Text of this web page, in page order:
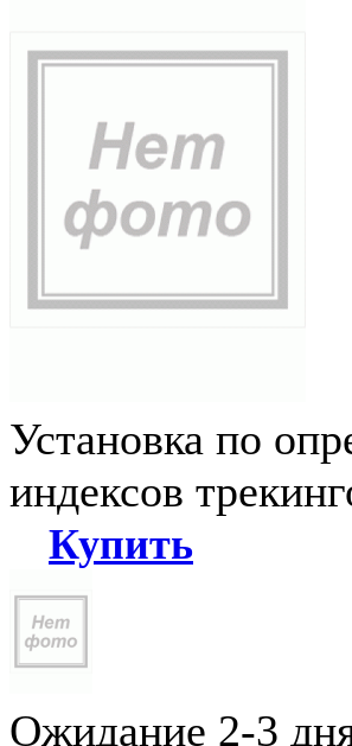
Установка по
индексов
Купить
Ожидание 2-3